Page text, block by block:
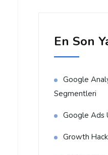
En Son
Google
Segmentleri
Google Ads
Growth